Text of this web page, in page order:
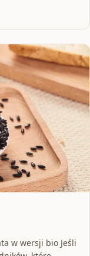
w wersji bio Jeśli